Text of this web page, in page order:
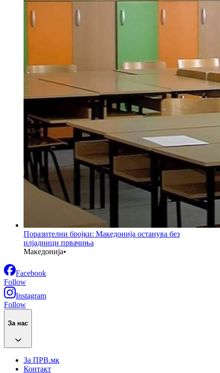
Поразителни бројки: Македонија останува без
илјадници првачиња
Македонија•
Facebook
Follow
Instagram
Follow
За нас
За ПРВ.мк
Контакт